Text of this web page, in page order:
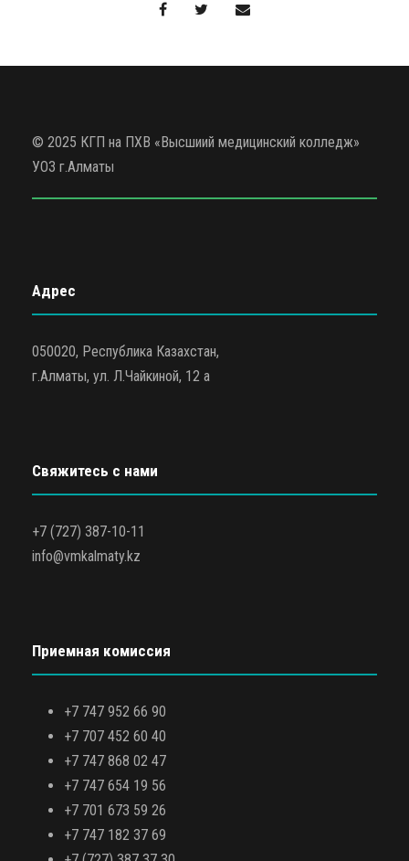
© 2025 КГП на ПХВ «Высшиий медицинский колледж»
УОЗ г.Алматы
Адрес
050020, Республика Казахстан,
г.Алматы, ул. Л.Чайкиной, 12 а
Свяжитесь с нами
+7 (727) 387-10-11
info@vmkalmaty.kz
Приемная комиссия
+7 747 952 66 90
+7 707 452 60 40
+7 747 868 02 47
+7 747 654 19 56
+7 701 673 59 26
+7 747 182 37 69